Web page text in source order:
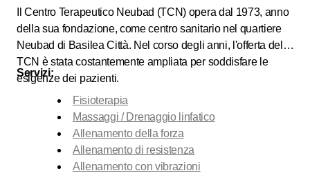
Il Centro Terapeutico Neubad (TCN) opera dal 1973, anno
della sua fondazione, come centro sanitario nel quartiere
Neubad di Basilea Città. Nel corso degli anni, l'offerta del
TCN è stata costantemente ampliata per soddisfare le
esigenze dei pazienti.
Servizi:
Fisioterapia
Massaggi / Drenaggio linfatico
Allenamento della forza
Allenamento di resistenza
Allenamento con vibrazioni